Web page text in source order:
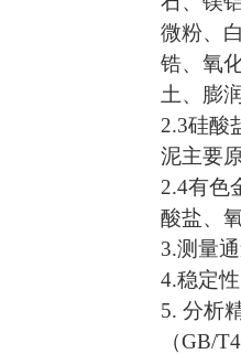
微粉、
锆、氧
土、膨
2.3硅酸
泥主要
2.4有色
酸盐、
3.测量
4.稳定
5. 分析
（GB/